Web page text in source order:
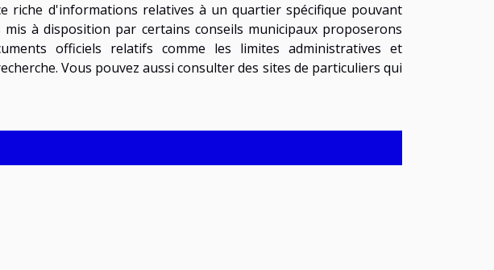
riche d'informations relatives à un quartier spécifique pouvant
à disposition par certains conseils municipaux proposerons
officiels relatifs comme les limites administratives et
Vous pouvez aussi consulter des sites de particuliers qui